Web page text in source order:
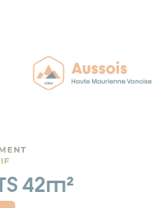
42m²